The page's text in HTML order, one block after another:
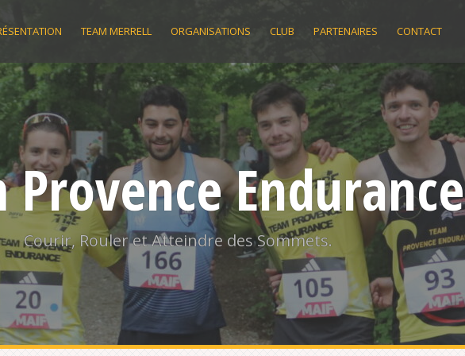
TEAM MERRELL ORGANISATIONS CLUB PARTENAIRES CONTACT
Provence Endurance
Courir, Rouler et Atteindre des Sommets.